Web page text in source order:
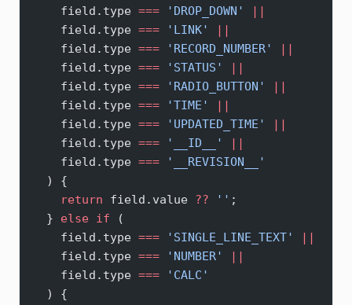
    field.type
=== 'DROP_DOWN'
||
    field.type
=== 'LINK'
||
    field.type
=== 'RECORD_NUMBER'
||
    field.type
=== 'STATUS'
||
    field.type
=== 'RADIO_BUTTON'
||
    field.type
=== 'TIME'
||
    field.type
=== 'UPDATED_TIME'
||
    field.type
=== '__ID__'
||
    field.type
=== '__REVISION__'
  ) {
    return
field.value ?? '' ;
  }
else if (
    field.type
=== 'SINGLE_LINE_TEXT'
||
    field.type
=== 'NUMBER'
||
    field.type
=== 'CALC'
  ) {